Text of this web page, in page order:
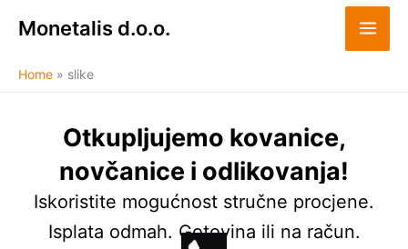
Monetalis d.o.o.
Home slike
Otkupljujemo kovanice,
novčanice i odlikovanja!
Iskoristite mogućnost stručne procjene.
Isplata odmah. Gotovina ili na račun.